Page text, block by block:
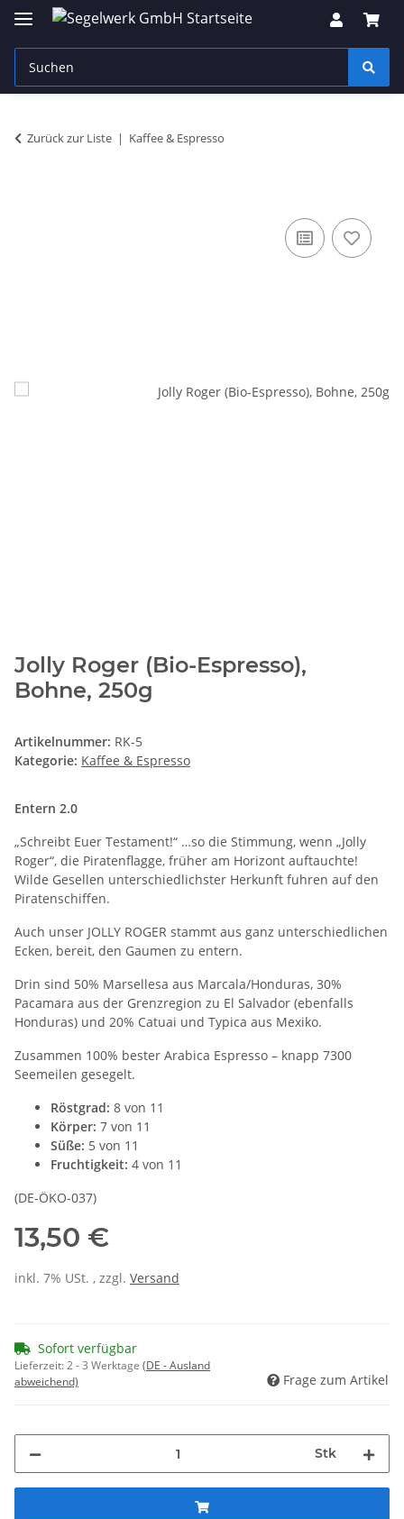
Zurück zur Liste Kaffee & Espresso
Jolly Roger (Bio-Espresso),
Bohne, 250g
Artikelnummer: RK-5
Kategorie: Kaffee & Espresso
Entern 2.0
„Schreibt Euer Testament!“ …so die Stimmung, wenn „Jolly
Roger“, die Piratenflagge, früher am Horizont auftauchte!
Wilde Gesellen unterschiedlichster Herkunft fuhren auf den
Piratenschiffen.
Auch unser JOLLY ROGER stammt aus ganz unterschiedlichen
Ecken, bereit, den Gaumen zu entern.
Drin sind 50% Marsellesa aus Marcala/Honduras, 30%
Pacamara aus der Grenzregion zu El Salvador (ebenfalls
Honduras) und 20% Catuai und Typica aus Mexiko.
Zusammen 100% bester Arabica Espresso – knapp 7300
Seemeilen gesegelt.
Röstgrad: 8 von 11
Körper: 7 von 11
Süße: 5 von 11
Fruchtigkeit: 4 von 11
(DE-ÖKO-037)
13,50 €
inkl. 7% USt. , zzgl. Versand
Sofort verfügbar
Lieferzeit:2 - 3 Werktage (DE - Ausland
abweichend)
Frage zum Artikel
Stk